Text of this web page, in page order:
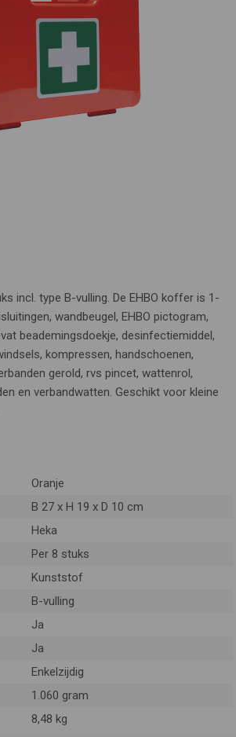
incl. type B-vulling. De EHBO koffer is 1-
wandbeugel, EHBO pictogram,
beademingsdoekje, desinfectiemiddel,
kompressen, handschoenen,
gerold, rvs pincet, wattenrol,
en verbandwatten. Geschikt voor kleine
Oranje
B 27 x H 19 x D 10 cm
Heka
Per 8 stuks
Kunststof
B-vulling
Ja
Ja
Enkelzijdig
1.060 gram
8,48 kg